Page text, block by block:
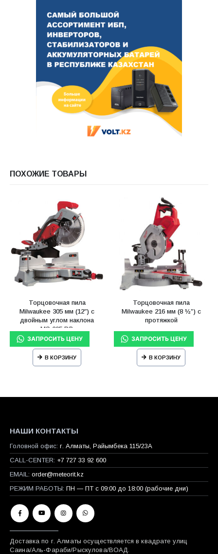
ПОХОЖИЕ ТОВАРЫ
Торцовочная пила
Milwaukee 305 мм (12″) с
двойным углом наклона
MS 305 DB
В КОРЗИНУ
Торцовочная пила
Milwaukee 216 мм (8 ½”) с
протяжкой
В КОРЗИНУ
НАШИ КОНТАКТЫ
Головной офис: г. Алматы, Райымбека 115/23A
CALL-CENTER: +7 727 33 92 600
EMAIL: order@meteorit.kz
РЕЖИМ РАБОТЫ: ПН — ПТ с 09:00 до 18:00 (рабочие дни)
Доставка по г. Алматы осуществляется в квадрате улиц
Саина/Аль-Фараби/Рыскулова/ВОАД.